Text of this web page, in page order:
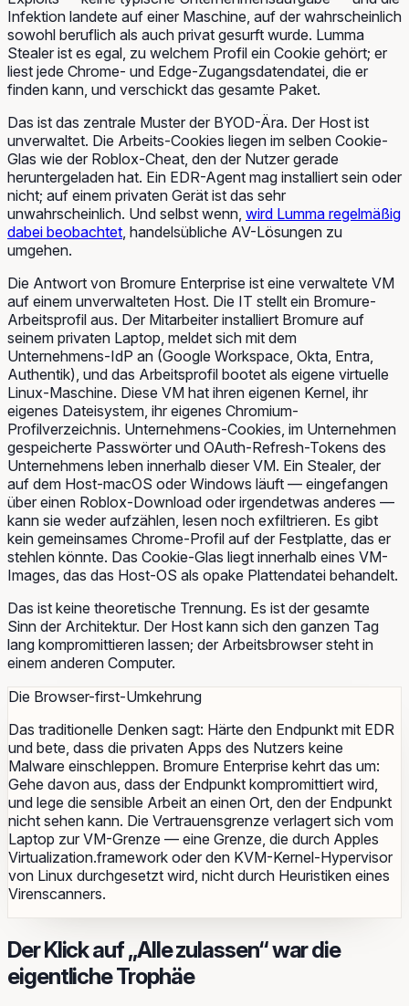
Infektion landete auf einer Maschine, auf der wahrscheinlich
sowohl beruflich als auch privat gesurft wurde. Lumma
Stealer ist es egal, zu welchem Profil ein Cookie gehört; er
liest jede Chrome- und Edge-Zugangsdatendatei, die er
finden kann, und verschickt das gesamte Paket.
Das ist das zentrale Muster der BYOD-Ära. Der Host ist
unverwaltet. Die Arbeits-Cookies liegen im selben Cookie-
Glas wie der Roblox-Cheat, den der Nutzer gerade
heruntergeladen hat. Ein EDR-Agent mag installiert sein oder
nicht; auf einem privaten Gerät ist das sehr
unwahrscheinlich. Und selbst wenn, wird Lumma regelmäßig
dabei beobachtet , handelsübliche AV-Lösungen zu
umgehen.
Die Antwort von Bromure Enterprise ist eine verwaltete VM
auf einem unverwalteten Host. Die IT stellt ein Bromure-
Arbeitsprofil aus. Der Mitarbeiter installiert Bromure auf
seinem privaten Laptop, meldet sich mit dem
Unternehmens-IdP an (Google Workspace, Okta, Entra,
Authentik), und das Arbeitsprofil bootet als eigene virtuelle
Linux-Maschine. Diese VM hat ihren eigenen Kernel, ihr
eigenes Dateisystem, ihr eigenes Chromium-
Profilverzeichnis. Unternehmens-Cookies, im Unternehmen
gespeicherte Passwörter und OAuth-Refresh-Tokens des
Unternehmens leben innerhalb dieser VM. Ein Stealer, der
auf dem Host-macOS oder Windows läuft — eingefangen
über einen Roblox-Download oder irgendetwas anderes —
kann sie weder aufzählen, lesen noch exfiltrieren. Es gibt
kein gemeinsames Chrome-Profil auf der Festplatte, das er
stehlen könnte. Das Cookie-Glas liegt innerhalb eines VM-
Images, das das Host-OS als opake Plattendatei behandelt.
Das ist keine theoretische Trennung. Es ist der gesamte
Sinn der Architektur. Der Host kann sich den ganzen Tag
lang kompromittieren lassen; der Arbeitsbrowser steht in
einem anderen Computer.
Die Browser-first-Umkehrung
Das traditionelle Denken sagt: Härte den Endpunkt mit EDR
und bete, dass die privaten Apps des Nutzers keine
Malware einschleppen. Bromure Enterprise kehrt das um:
Gehe davon aus, dass der Endpunkt kompromittiert wird,
und lege die sensible Arbeit an einen Ort, den der Endpunkt
nicht sehen kann. Die Vertrauensgrenze verlagert sich vom
Laptop zur VM-Grenze — eine Grenze, die durch Apples
Virtualization.framework oder den KVM-Kernel-Hypervisor
von Linux durchgesetzt wird, nicht durch Heuristiken eines
Virenscanners.
Der Klick auf „Alle zulassen“ war die
eigentliche Trophäe